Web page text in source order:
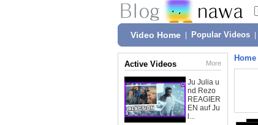
Video Home Popular Videos
Active Videos More
Ju Julia u
nd Rezo
REAGIER
EN auf Ju
l...
Home